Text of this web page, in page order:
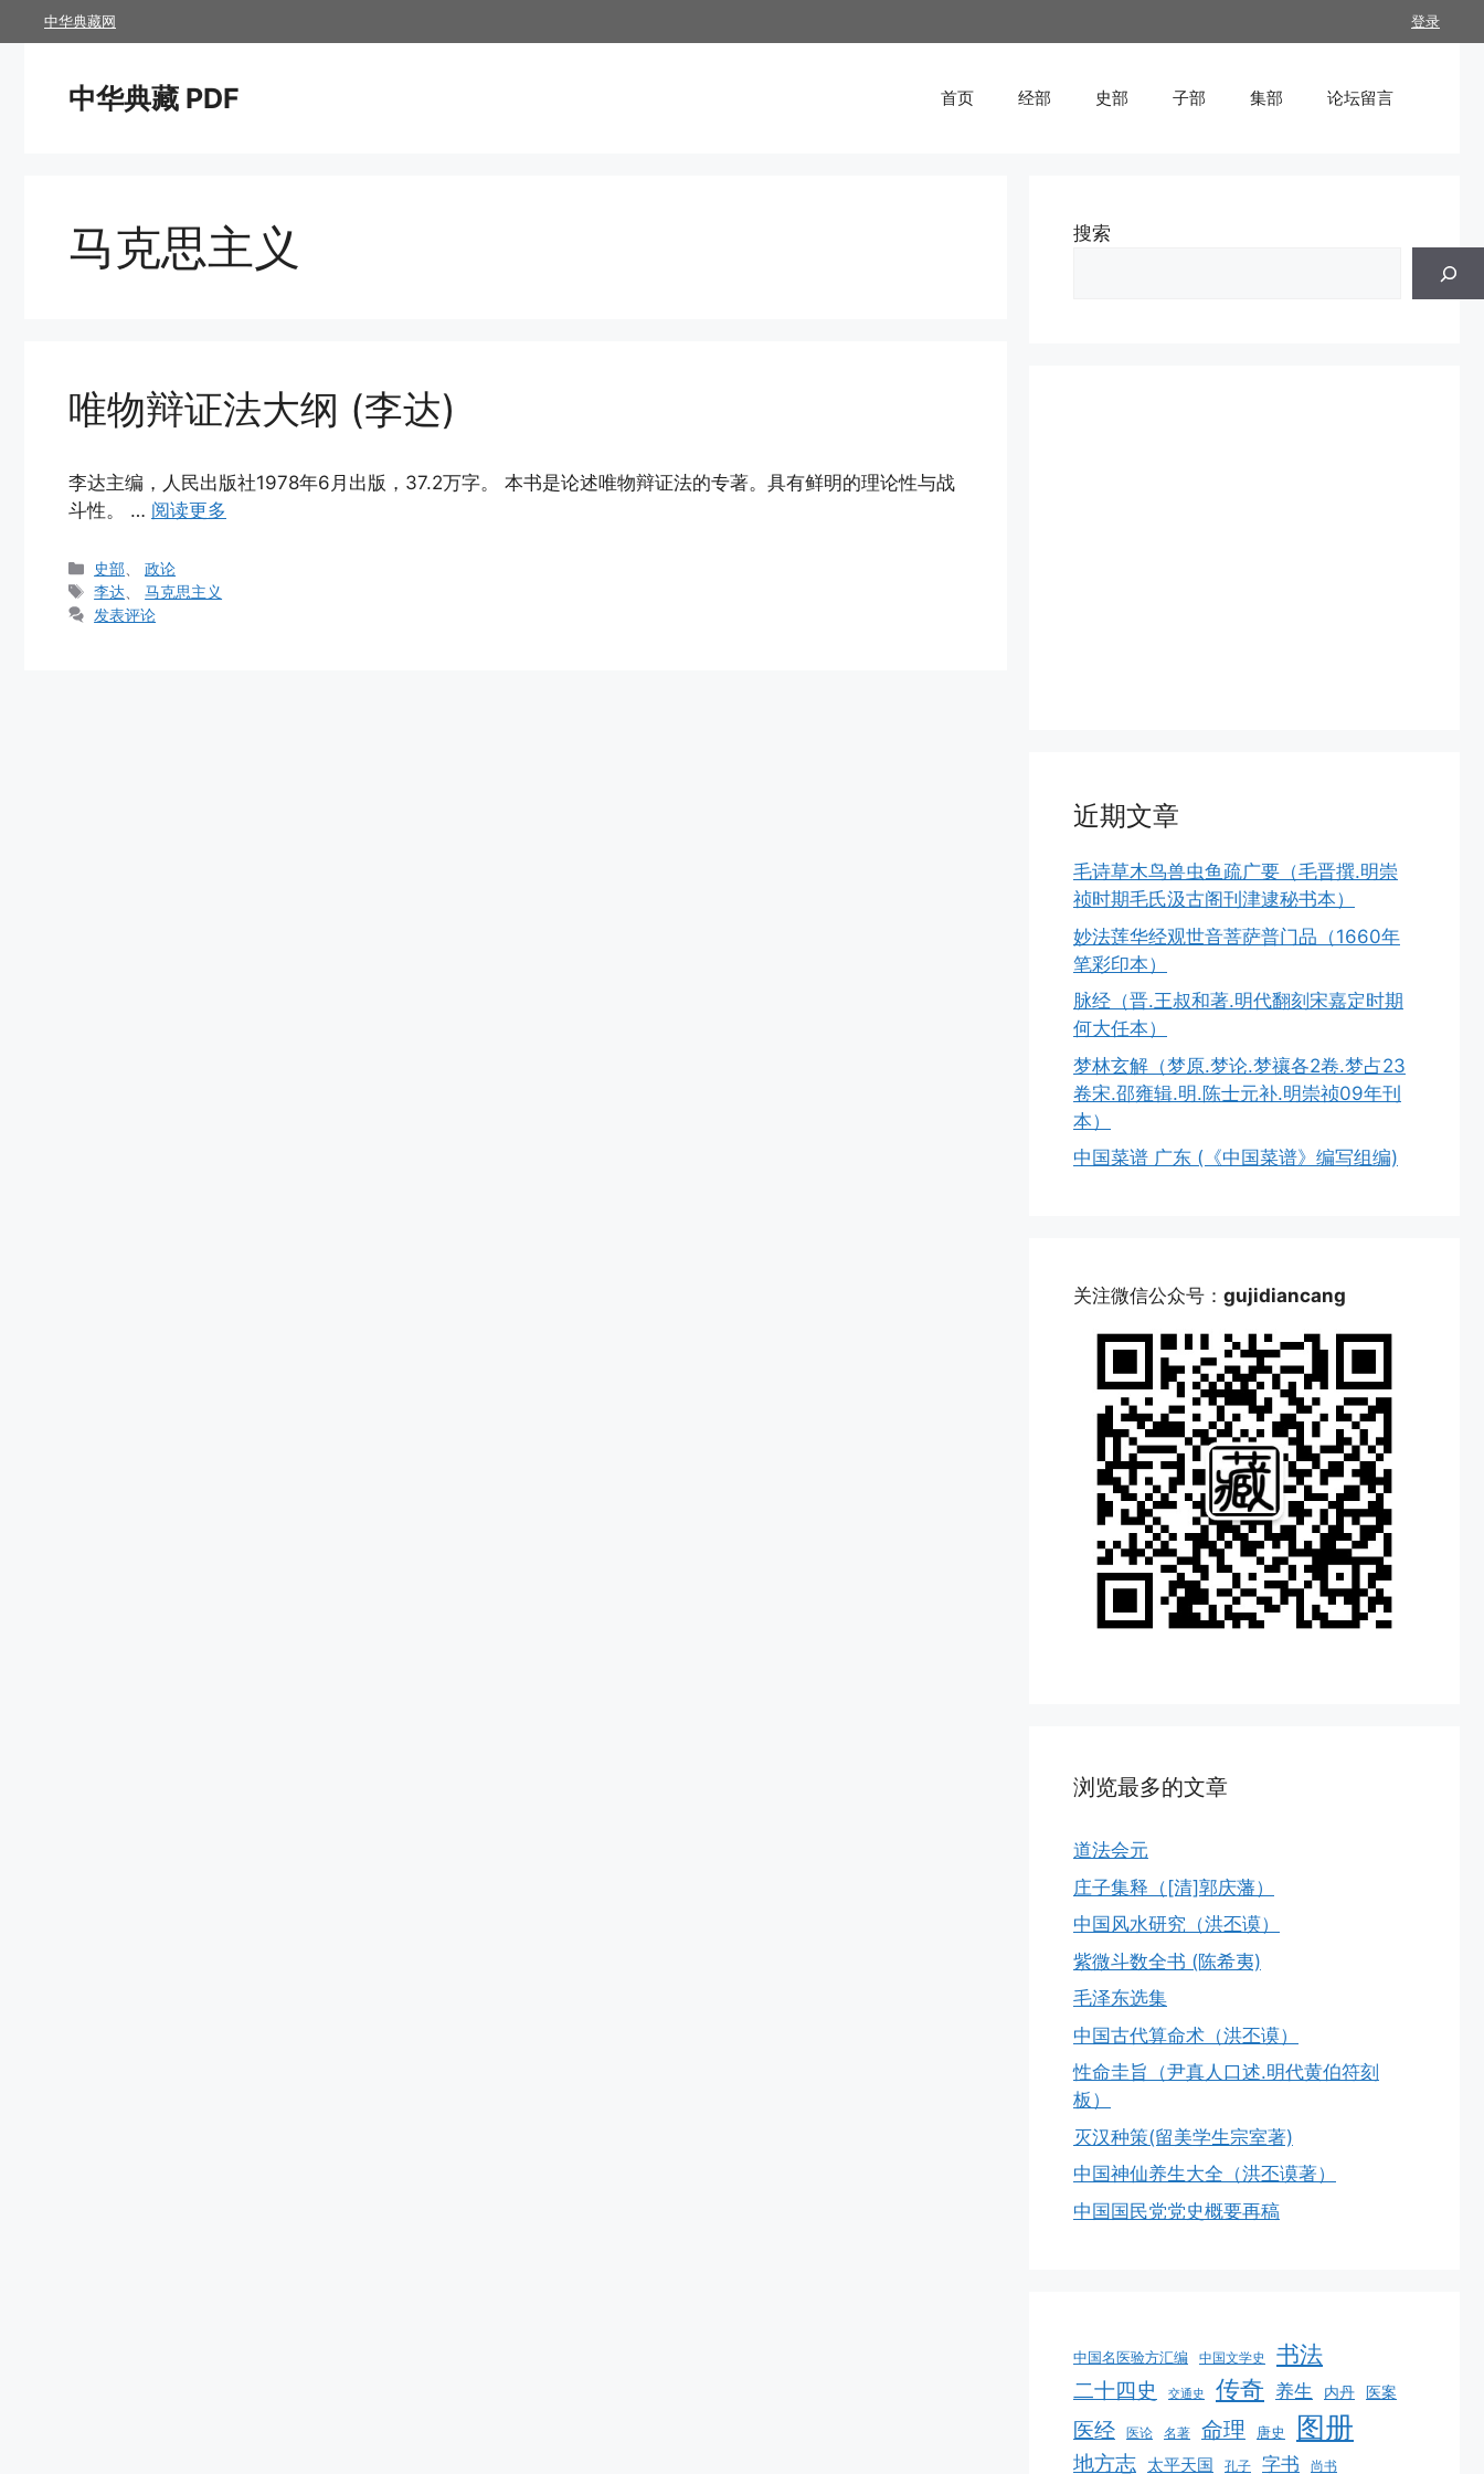
至
登录
中华典藏网
中华典藏 PDF 首页 经部 史部 子部 集部 论坛留言
马克思主义
唯物辩证法大纲 (李达)
李达主编，人民出版社1978年6月出版，37.2万字。 本书是论述唯物辩证法的专著。具有鲜明的理论性与战
斗性。 … 阅读更多
分
类
史部 、政论
标
签
李达 、马克思主义
发表评论
搜索
近期文章
毛诗草木鸟兽虫鱼疏广要（毛晋撰.明崇
祯时期毛氏汲古阁刊津逮秘书本）
妙法莲华经观世音菩萨普门品（1660年
笔彩印本）
脉经（晋.王叔和著.明代翻刻宋嘉定时期
何大任本）
梦林玄解（梦原.梦论.梦禳各2卷.梦占23
卷宋.邵雍辑.明.陈士元补.明崇祯09年刊
本）
中国菜谱 广东 (《中国菜谱》编写组编)
关注微信公众号： gujidiancang
浏览最多的文章
道法会元
庄子集释（[清]郭庆藩）
中国风水研究（洪丕谟）
紫微斗数全书 (陈希夷)
毛泽东选集
中国古代算命术（洪丕谟）
性命圭旨（尹真人口述.明代黄伯符刻
板）
灭汉种策(留美学生宗室著)
中国神仙养生大全（洪丕谟著）
中国国民党党史概要再稿
中国名医验方汇编 中国文学史 书法
二十四史 交通史 传奇 养生 内丹 医案
医经 医论 名著 命理 唐史 图册
地方志 太平天国 孔子 字书 尚书